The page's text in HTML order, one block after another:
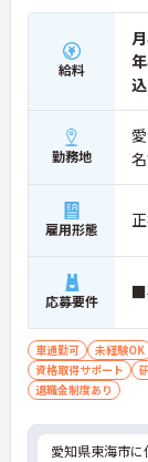
給料
込
勤務地
雇用形態
応募要件 ■
車通勤可 未経験OK
資格取得サポート
退職金制度あり
愛知県東海市に